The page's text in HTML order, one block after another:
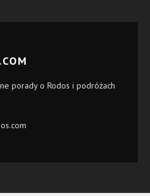
porady o Rodos i podróżach